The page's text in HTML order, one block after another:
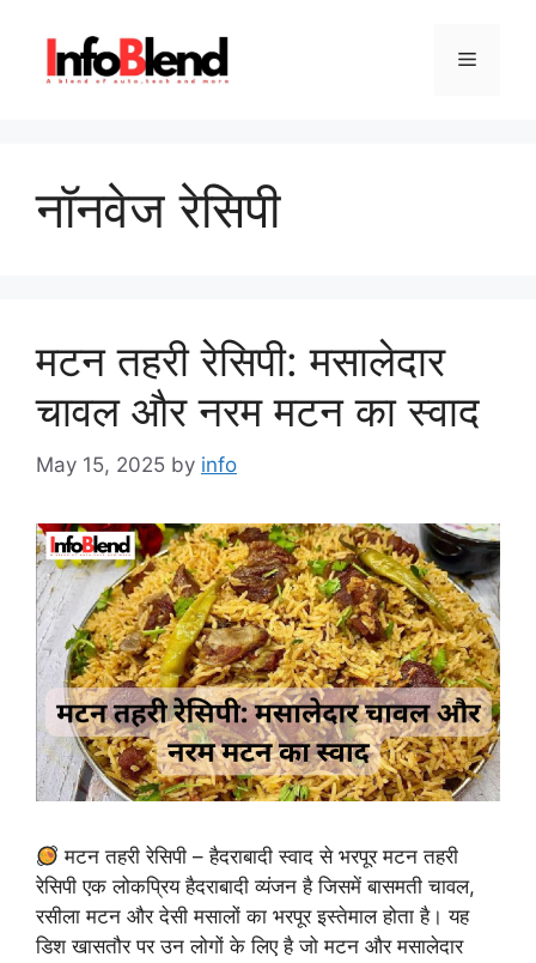
content
Menu
नॉनवेज रेसिपी
मटन तहरी रेसिपी: मसालेदार
चावल और नरम मटन का स्वाद
May 15, 2025 by info
मटन तहरी रेसिपी – हैदराबादी स्वाद से भरपूर मटन तहरी
रेसिपी एक लोकप्रिय हैदराबादी व्यंजन है जिसमें बासमती चावल,
रसीला मटन और देसी मसालों का भरपूर इस्तेमाल होता है। यह
डिश खासतौर पर उन लोगों के लिए है जो मटन और मसालेदार